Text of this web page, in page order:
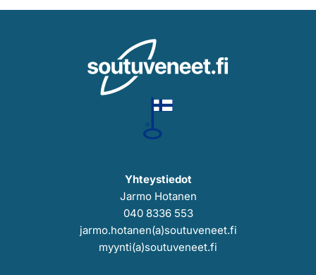
Yhteystiedot
Jarmo Hotanen
040 8336 553
jarmo.hotanen(a)soutuveneet.fi
myynti(a)soutuveneet.fi